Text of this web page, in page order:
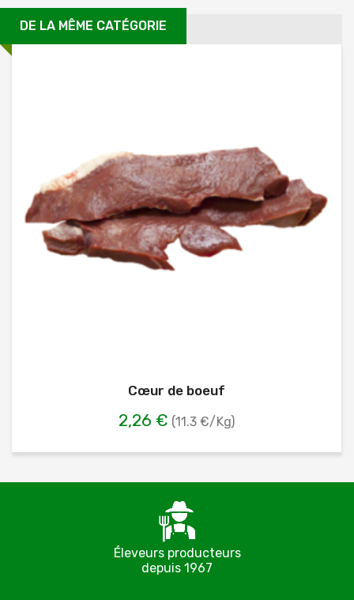
DE LA MÊME CATÉGORIE
Cœur de boeuf
2,26 € (11.3 €/Kg)
Éleveurs producteurs
depuis 1967